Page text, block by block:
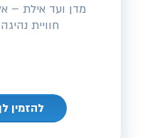
מדן ועד אילת –
חוויית
להזמין